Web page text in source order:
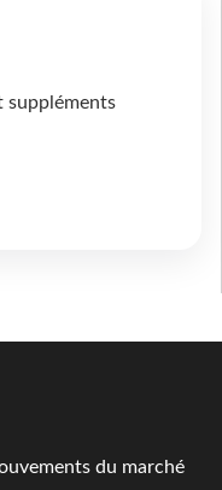
suppléments
du marché